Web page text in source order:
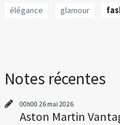
élégance
glamour
Notes récentes
00h00 26 mai 2026
Aston Martin